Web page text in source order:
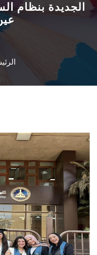
الجديدة بنظام